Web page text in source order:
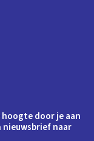
door je aan
nieuwsbrief naar